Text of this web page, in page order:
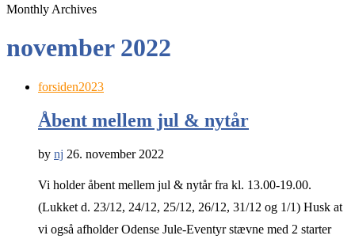
Monthly Archives
november 2022
forsiden2023
Åbent mellem jul & nytår
by nj 26. november 2022
Vi holder åbent mellem jul & nytår fra kl. 13.00-19.00.
(Lukket d. 23/12, 24/12, 25/12, 26/12, 31/12 og 1/1) Husk at
vi også afholder Odense Jule-Eventyr stævne med 2 starter